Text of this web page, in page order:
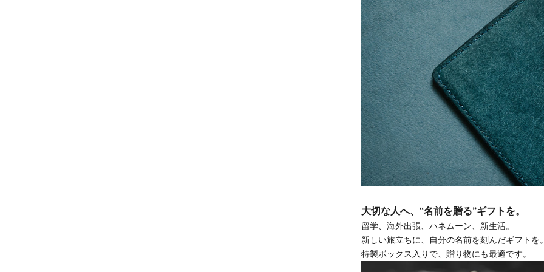
大切な人へ、“名前を贈る”ギフトを。
留学、海外出張、ハネムーン、新生活。
新しい旅立ちに、自分の名前を刻んだギフトを
特製ボックス入りで、贈り物にも最適です。